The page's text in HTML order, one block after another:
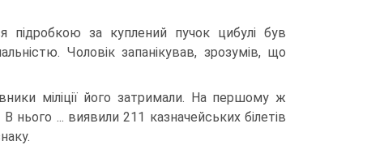
підробкою за куплений пучок цибулі був
Чоловік запанікував, зрозумів, що
міліції його затримали. На першому ж
нього ... виявили 211 казначейських білетів